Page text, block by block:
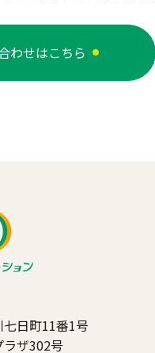
わせはこちら
日町11番1号
ザ302号